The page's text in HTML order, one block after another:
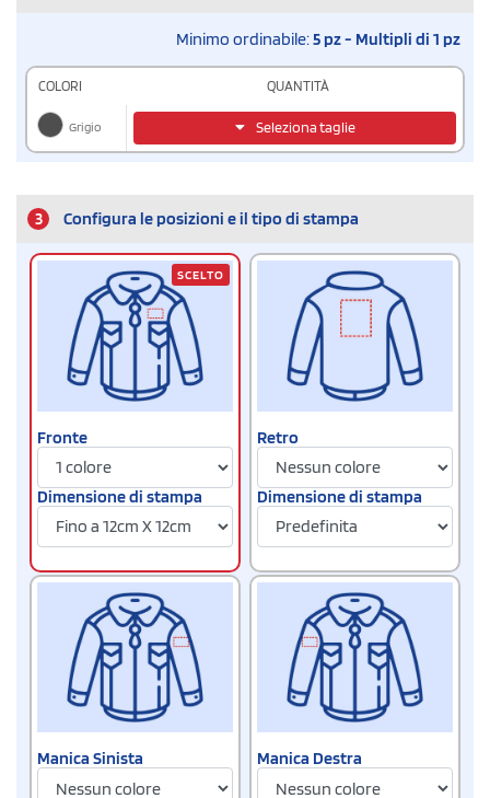
Minimo ordinabile:5 pz - Multipli di 1 pz
COLORI QUANTITÀ
Grigio Seleziona taglie
3 Configura le posizioni e il tipo di stampa
Fronte
Dimensione di stampa
SCELTO
Retro
Dimensione di stampa
Manica Sinista Manica Destra